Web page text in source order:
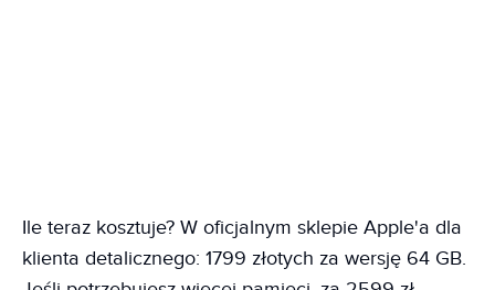
Ile teraz kosztuje? W oficjalnym sklepie Apple'a dla
klienta detalicznego: 1799 złotych za wersję 64 GB.